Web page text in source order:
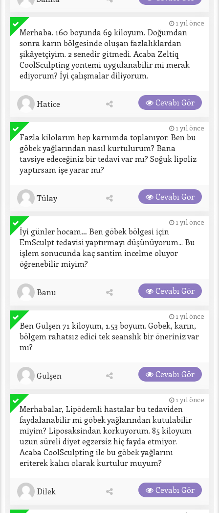
1 yıl önce
Merhaba. 160 boyunda 69 kiloyum. Doğumdan
sonra karın bölgesinde oluşan fazlalıklardan
şikâyetçiyim. 2 senedir gitmedi. Acaba Zeltiq
CoolSculpting yöntemi uygulanabilir mi merak
ediyorum? İyi çalışmalar diliyorum.
Hatice Cevabı Gör
1 yıl önce
Fazla kilolarım hep karnımda toplanıyor. Ben bu
göbek yağlarından nasıl kurtulurum? Bana
tavsiye edeceğiniz bir tedavi var mı? Soğuk lipoliz
yaptırsam işe yarar mı?
Tülay Cevabı Gör
1 yıl önce
İyi günler hocam… Ben göbek bölgesi için
EmSculpt tedavisi yaptırmayı düşünüyorum... Bu
işlem sonucunda kaç santim incelme oluyor
öğrenebilir miyim?
Banu Cevabı Gör
1 yıl önce
Ben Gülşen 71 kiloyum, 1.53 boyum. Göbek, karın,
bölgem rahatsız edici tek seanslık bir öneriniz var
mı?
Gülşen Cevabı Gör
1 yıl önce
Merhabalar, Lipödemli hastalar bu tedaviden
faydalanabilir mi göbek yağlarından kutulabilir
miyim? Liposaksindan korkuyorum. 85 kiloyum
uzun süreli diyet egzersiz hiç fayda etmiyor.
Acaba CoolSculpting ile bu göbek yağlarını
eriterek kalıcı olarak kurtulur muyum?
Dilek Cevabı Gör